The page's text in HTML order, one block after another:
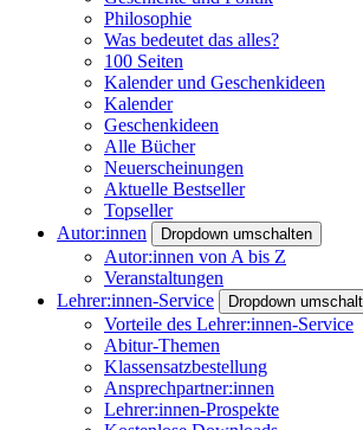
Philosophie
Was bedeutet das alles?
100 Seiten
Kalender und Geschenkideen
Kalender
Geschenkideen
Alle Bücher
Neuerscheinungen
Aktuelle Bestseller
Topseller
Autor:innen
Dropdown umschalten
Autor:innen von A bis Z
Veranstaltungen
Lehrer:innen-Service
Dropdown
Vorteile des Lehrer:innen-Service
Abitur-Themen
Klassensatzbestellung
Ansprechpartner:innen
Lehrer:innen-Prospekte